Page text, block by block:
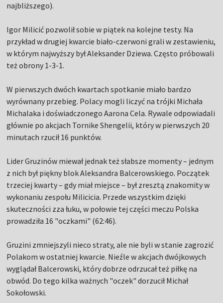
najbliższego).
Igor Milicić pozwolił sobie w piątek na kolejne testy. Na
przykład w drugiej kwarcie biało-czerwoni grali w zestawieniu,
w którym najwyższy był Aleksander Dziewa. Często próbowali
też obrony 1-3-1.
W pierwszych dwóch kwartach spotkanie miało bardzo
wyrównany przebieg. Polacy mogli liczyć na trójki Michała
Michalaka i doświadczonego Aarona Cela. Rywale odpowiadali
głównie po akcjach Tornike Shengelii, który w pierwszych 20
minutach rzucił 16 punktów.
Lider Gruzinów miewał jednak też słabsze momenty – jednym
z nich był piękny blok Aleksandra Balcerowskiego. Początek
trzeciej kwarty – gdy miał miejsce – był zresztą znakomity w
wykonaniu zespołu Milicicia. Przede wszystkim dzięki
skuteczności zza łuku, w połowie tej części meczu Polska
prowadziła 16 "oczkami" (62:46).
Gruzini zmniejszyli nieco straty, ale nie byli w stanie zagrozić
Polakom w ostatniej kwarcie. Nieźle w akcjach dwójkowych
wyglądał Balcerowski, który dobrze odrzucał też piłkę na
obwód. Do tego kilka ważnych "oczek" dorzucił Michał
Sokołowski.